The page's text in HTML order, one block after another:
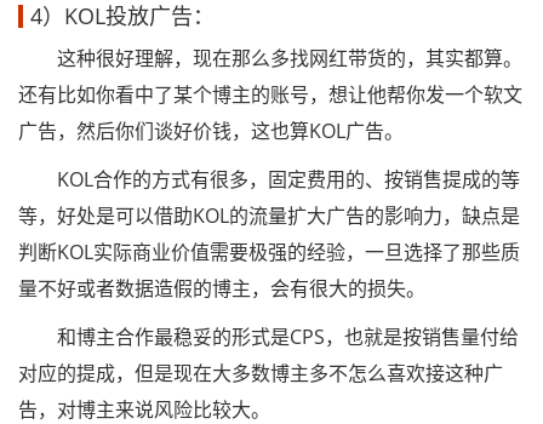
4）KOL投放广告：
这种很好理解，现在那么多找网红带货的，其实都算。
还有比如你看中了某个博主的账号，想让他帮你发一个软文
广告，然后你们谈好价钱，这也算KOL广告。
KOL合作的方式有很多，固定费用的、按销售提成的等
等，好处是可以借助KOL的流量扩大广告的影响力，缺点是
判断KOL实际商业价值需要极强的经验，一旦选择了那些质
量不好或者数据造假的博主，会有很大的损失。
和博主合作最稳妥的形式是CPS，也就是按销售量付给
对应的提成，但是现在大多数博主多不怎么喜欢接这种广
告，对博主来说风险比较大。